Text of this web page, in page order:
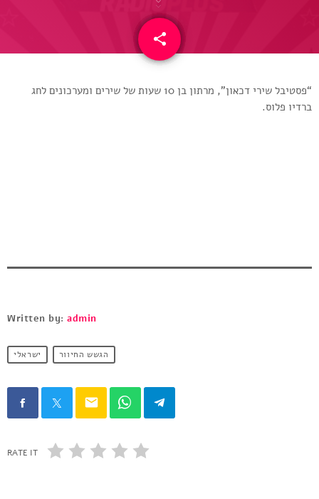
share
email
“פסטיבל שירי דכאון”, מרתון בן 10 שעות של שירים ומערכונים לחג
ברדיו פלוס.
Written by:admin
הגשש החיוור ישראלי
email
RATE IT